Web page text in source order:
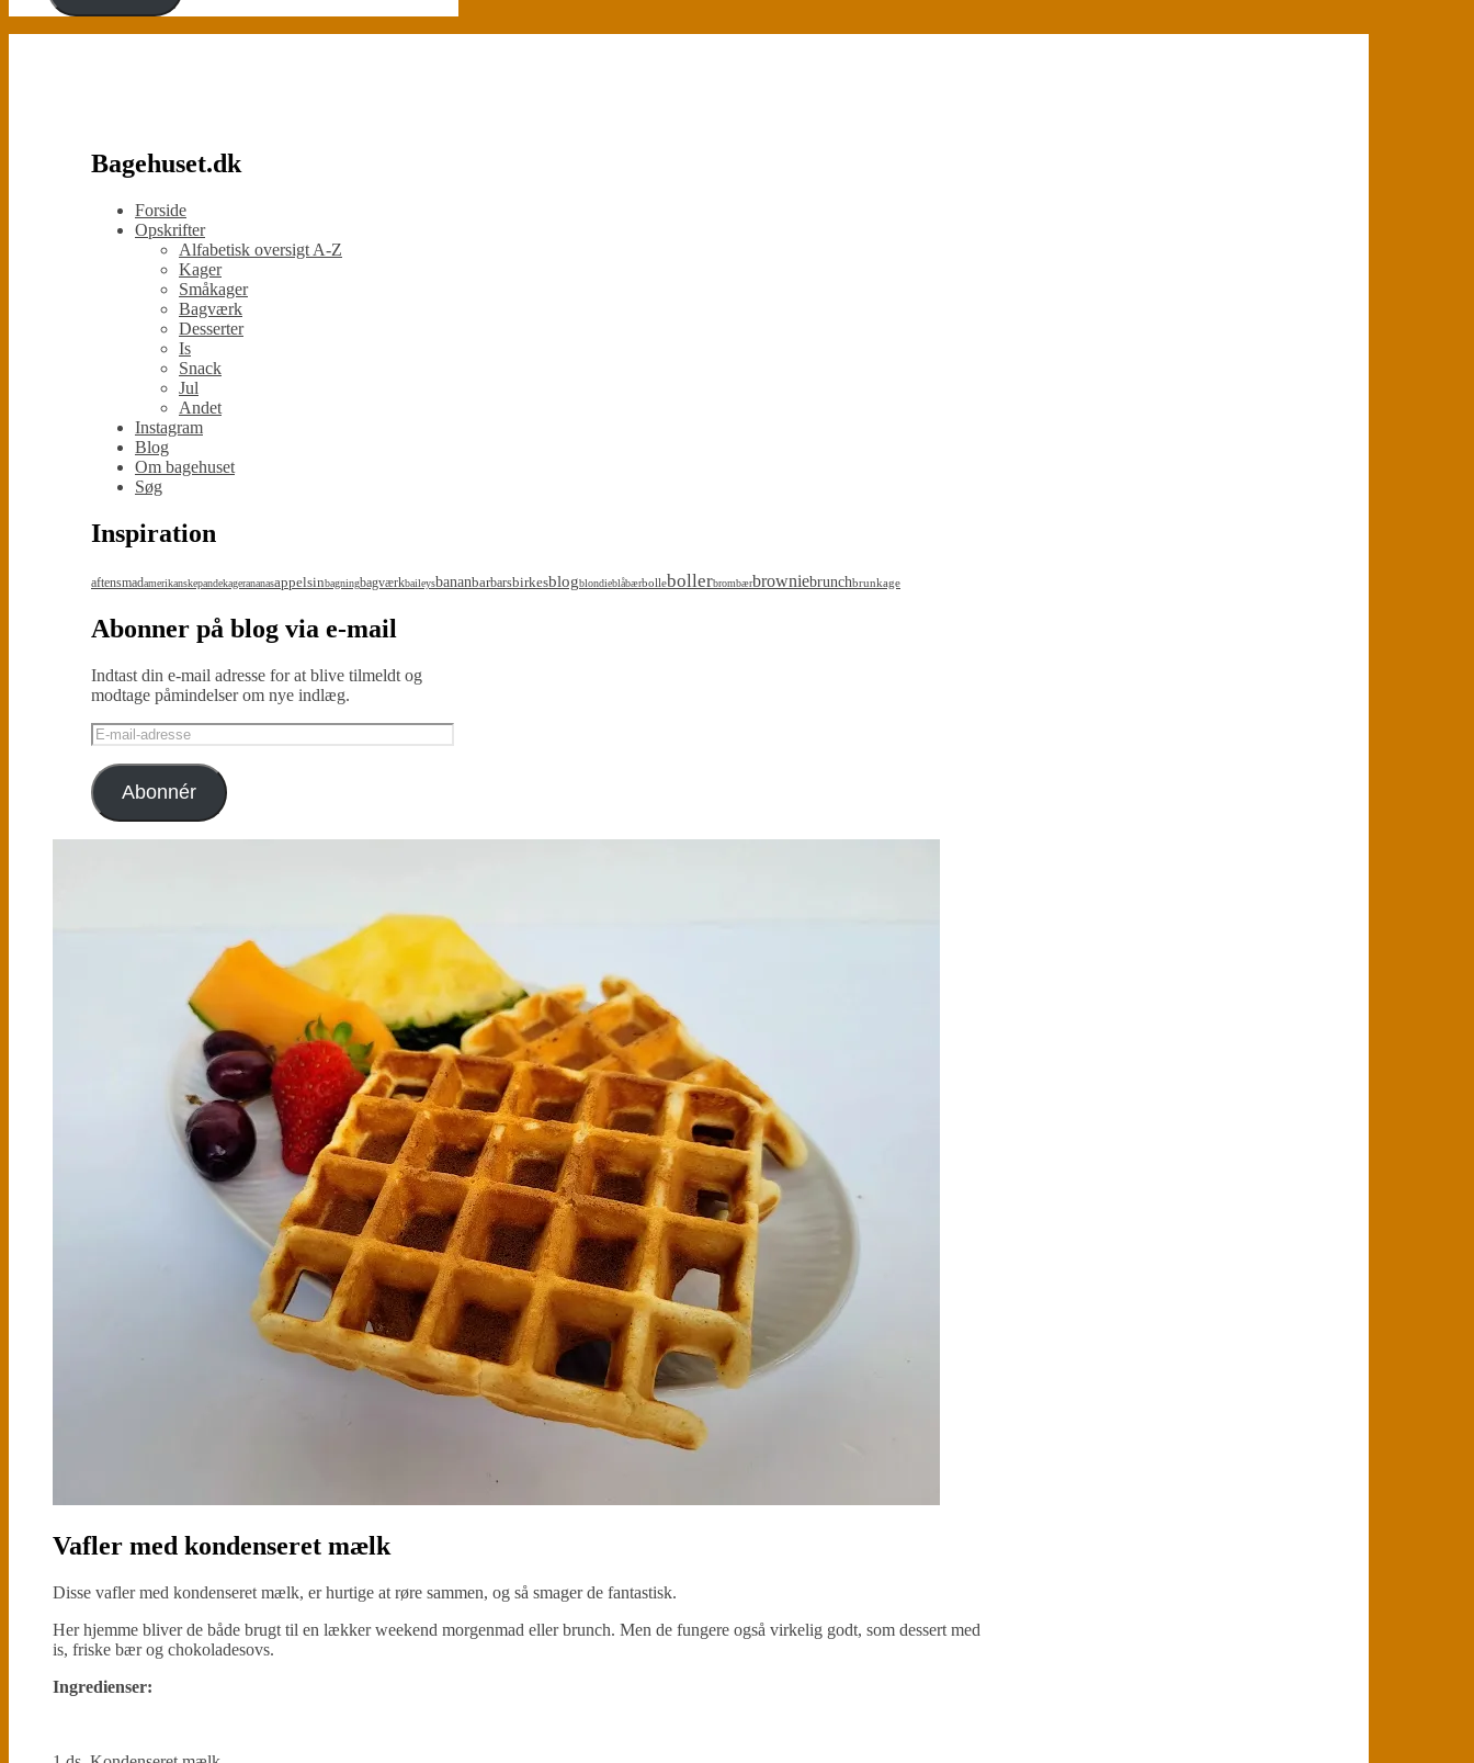
Bagehuset.dk
Forside
Opskrifter
Alfabetisk oversigt A-Z
Kager
Småkager
Bagværk
Desserter
Is
Snack
Jul
Andet
Instagram
Blog
Om bagehuset
Søg
Inspiration
aftensmadamerikanskepandekagerananasappelsinbagningbagværkbaileysbananbarbarsbirkesblogblondieblåbærbollebollerbrombærbrowniebrunchbrunkage
Abonner på blog via e-mail
Indtast din e-mail adresse for at blive tilmeldt og
modtage påmindelser om nye indlæg.
E-
mail-
adresse
Abonnér
Vafler med kondenseret mælk
Disse vafler med kondenseret mælk, er hurtige at røre sammen, og så smager de fantastisk.
Her hjemme bliver de både brugt til en lækker weekend morgenmad eller brunch. Men de fungere også virkelig godt, som dessert med
is, friske bær og chokoladesovs.
Ingredienser: